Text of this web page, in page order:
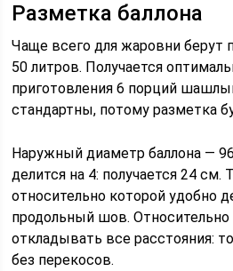
Разметка баллона
Чаще всего для жаровни берут
50 литров. Получается
приготовления 6 порций
стандартны, потому разметка
Наружный диаметр баллона —
делится на 4: получается 24 см.
относительно которой удобно
продольный шов. Относительно
откладывать все расстояния:
без перекосов.